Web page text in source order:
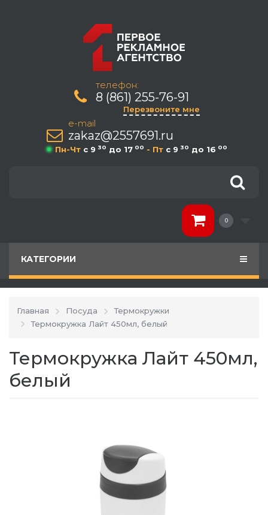
телефон:
8 (861) 255-76-91
Перезвоните мне
e-mail
zakaz@2557691.ru
Пн-Чт c 9 30 до 17 00 - Пт c 9 30 до 16 00
0
КАТЕГОРИИ
Главная Посуда
Термокружки
Термокружка Лайт 450мл, белый
Термокружка Лайт 450мл,
белый